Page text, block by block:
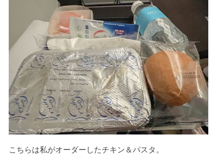
こちらは私がオーダーしたチキン＆パスタ。